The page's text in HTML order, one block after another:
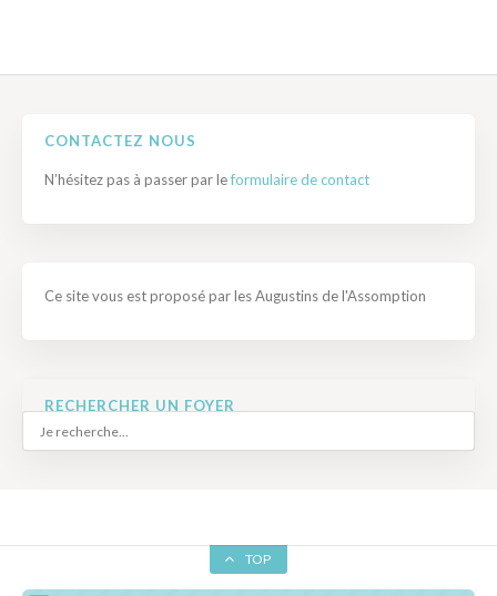
CONTACTEZ NOUS
N’hésitez pas à passer par leformulaire de contact
Ce site vous est proposé par les Augustins de l'Assomption
RECHERCHER UN FOYER
TOP